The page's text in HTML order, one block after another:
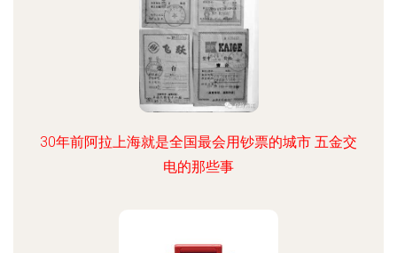
30年前阿拉上海就是全国最会用钞票的城市 五金交
电的那些事